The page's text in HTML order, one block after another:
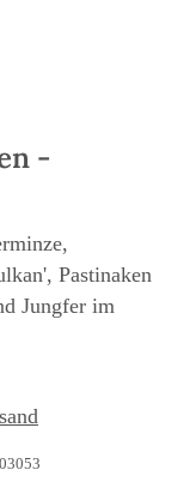
-
Pastinaken
Jungfer im